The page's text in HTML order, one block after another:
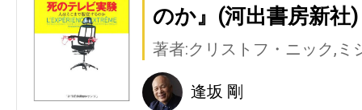
のか』(河出書房新社)
著者:クリストフ・ニック,ミ
逢坂 剛